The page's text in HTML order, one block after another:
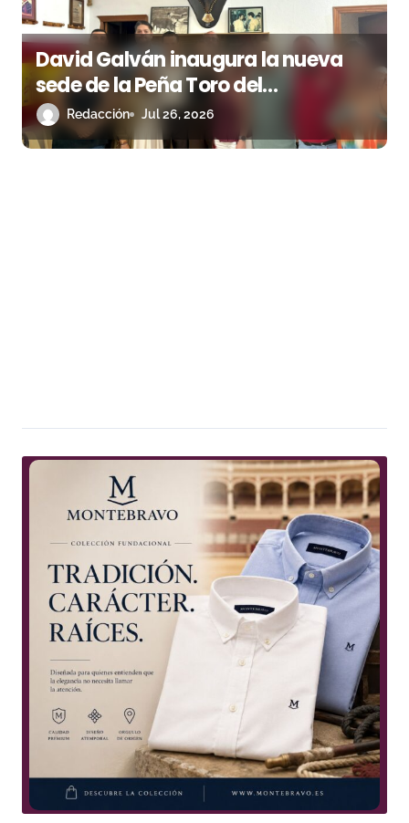
David Galván inaugura la nueva
sede de la Peña Toro del
Aguardiente de San Roque
Redacción Jul 26, 2026